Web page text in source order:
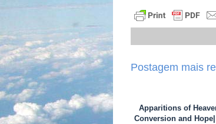
Postagem mais
Apparitions of
Conversion and